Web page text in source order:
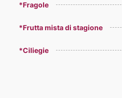
*Fragole
*Frutta mista di stagione
*Ciliegie